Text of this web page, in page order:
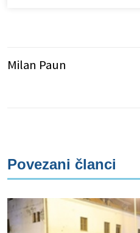
Milan Paun
Povezani članci